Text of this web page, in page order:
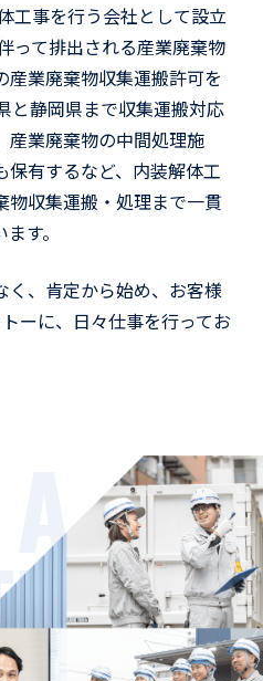
社員インタビュー
福利厚生
ドライバー職場体験
よくある質問
link
工事を行う会社として設立
って排出される産業廃棄物
業廃棄物収集運搬許可を
と静岡県まで収集運搬対応
産業廃棄物の中間処理施
有するなど、内装解体工
物収集運搬・処理まで一貫
す。
く、肯定から始め、お客様
ーに、日々仕事を行ってお